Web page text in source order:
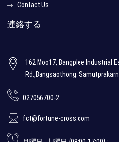
Contact Us
連絡する
162 Moo17, Bangplee Industrial
Rd.,Bangsaothong.
027056700-2
fct@fortune-cross.com